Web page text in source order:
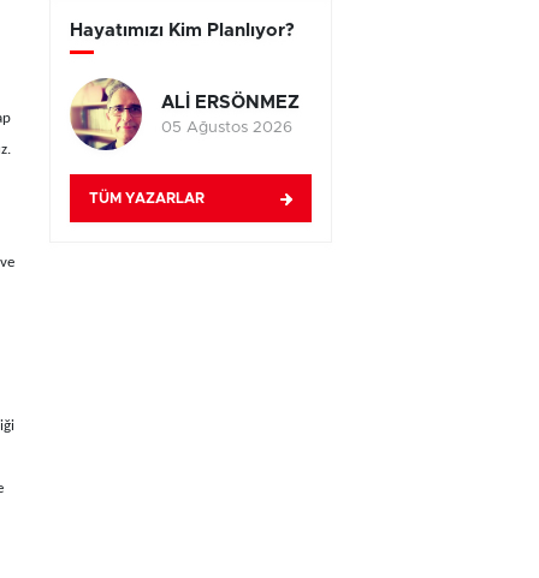
Hayatımızı Kim Planlıyor?
ALİ ERSÖNMEZ
05 Ağustos 2026
TÜM YAZARLAR